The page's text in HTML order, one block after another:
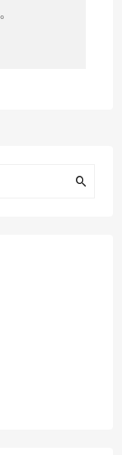
。